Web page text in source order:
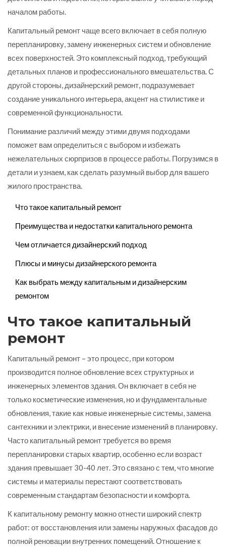
началом работы.
Капитальный ремонт чаще всего включает в себя полную
перепланировку, замену инженерных систем и обновление
всех поверхностей. Это комплексный подход, требующий
детальных планов и профессионального вмешательства. С
другой стороны, дизайнерский ремонт, подразумевает
создание уникального интерьера, акцент на стилистике и
современной функциональности.
Понимание различий между этими двумя подходами
поможет вам определиться с выбором и избежать
нежелательных сюрпризов в процессе работы. Погрузимся в
детали и узнаем, как сделать разумный выбор для вашего
жилого пространства.
Что такое капитальный ремонт
Преимущества и недостатки капитального ремонта
Чем отличается дизайнерский подход
Плюсы и минусы дизайнерского ремонта
Как выбрать между капитальным и дизайнерским
ремонтом
Что такое капитальный
ремонт
Капитальный ремонт – это процесс, при котором
производится полное обновление всех структурных и
инженерных элементов здания. Он включает в себя не
только косметические изменения, но и фундаментальные
обновления, такие как новые инженерные системы, замена
сантехники и электрики, и внесение изменений в планировку.
Часто капитальный ремонт требуется во время
перепланировки старых квартир, особенно если возраст
здания превышает 30-40 лет. Это связано с тем, что многие
системы и материалы перестают соответствовать
современным стандартам безопасности и комфорта.
К капитальному ремонту можно отнести широкий спектр
работ: от восстановления или замены наружных фасадов до
полной реновации внутренних помещений. Отношение к